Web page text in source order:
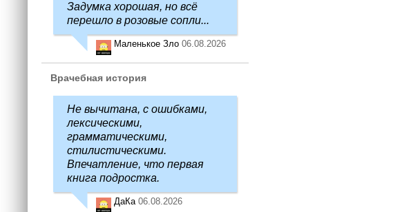
Задумка хорошая, но всё
перешло в розовые сопли...
Маленькое Зло 06.08.2026
Врачебная история
Не вычитана, с ошибками,
лексическими,
грамматическими,
стилистическими.
Впечатление, что первая
книга подростка.
ДаКа 06.08.2026